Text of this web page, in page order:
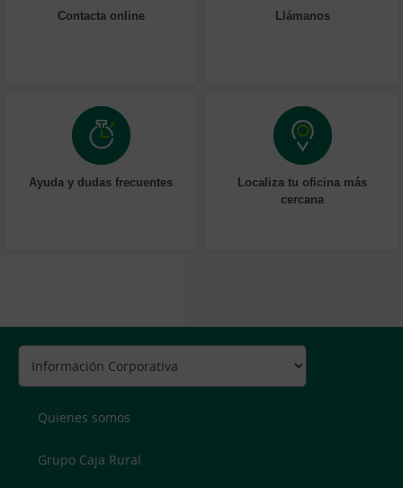
Contacta online Llámanos
Ayuda y dudas frecuentes
Localiza tu oficina más
cercana
Quienes somos
Grupo Caja Rural